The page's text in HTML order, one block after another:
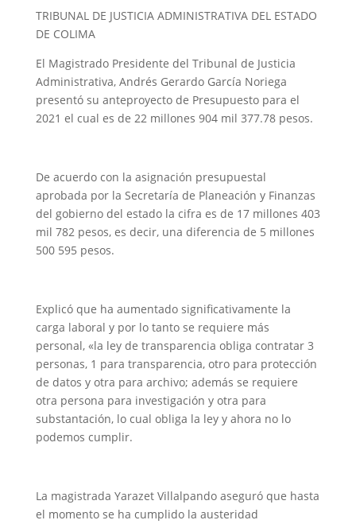
TRIBUNAL DE JUSTICIA ADMINISTRATIVA DEL ESTADO
DE COLIMA
El Magistrado Presidente del Tribunal de Justicia
Administrativa, Andrés Gerardo García Noriega
presentó su anteproyecto de Presupuesto para el
2021 el cual es de 22 millones 904 mil 377.78 pesos.
De acuerdo con la asignación presupuestal
aprobada por la Secretaría de Planeación y Finanzas
del gobierno del estado la cifra es de 17 millones 403
mil 782 pesos, es decir, una diferencia de 5 millones
500 595 pesos.
Explicó que ha aumentado significativamente la
carga laboral y por lo tanto se requiere más
personal, «la ley de transparencia obliga contratar 3
personas, 1 para transparencia, otro para protección
de datos y otra para archivo; además se requiere
otra persona para investigación y otra para
substantación, lo cual obliga la ley y ahora no lo
podemos cumplir.
La magistrada Yarazet Villalpando aseguró que hasta
el momento se ha cumplido la austeridad